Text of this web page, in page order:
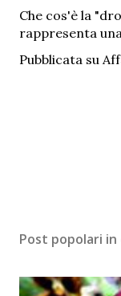
Che cos'è la
rappresenta
Pubblicata su
Post popolari